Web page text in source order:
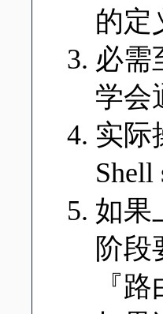
的定
必需
学会
实际
如果
阶段
『